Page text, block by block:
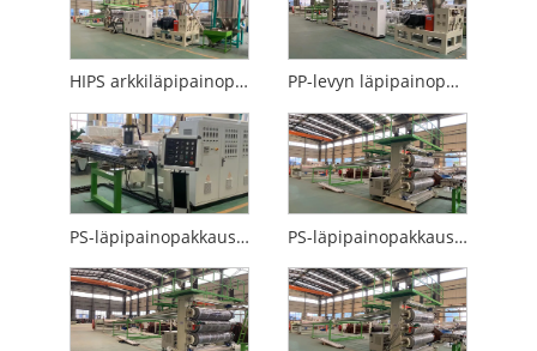
HIPS arkkiläpipainopakkauskone PP-levyn läpipainopakkauskone
PS-läpipainopakkausarkkikone PS-läpipainopakkauslevyjen tuotantolinja